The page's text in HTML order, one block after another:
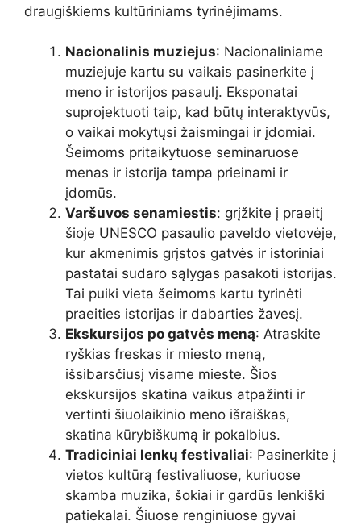
draugiškiems kultūriniams tyrinėjimams.
Nacionalinis muziejus: Nacionaliniame
muziejuje kartu su vaikais pasinerkite į
meno ir istorijos pasaulį. Eksponatai
suprojektuoti taip, kad būtų interaktyvūs,
o vaikai mokytųsi žaismingai ir įdomiai.
Šeimoms pritaikytuose seminaruose
menas ir istorija tampa prieinami ir
įdomūs.
Varšuvos senamiestis: grįžkite į praeitį
šioje UNESCO pasaulio paveldo vietovėje,
kur akmenimis grįstos gatvės ir istoriniai
pastatai sudaro sąlygas pasakoti istorijas.
Tai puiki vieta šeimoms kartu tyrinėti
praeities istorijas ir dabarties žavesį.
Ekskursijos po gatvės meną: Atraskite
ryškias freskas ir miesto meną,
išsibarsčiusį visame mieste. Šios
ekskursijos skatina vaikus atpažinti ir
vertinti šiuolaikinio meno išraiškas,
skatina kūrybiškumą ir pokalbius.
Tradiciniai lenkų festivaliai: Pasinerkite į
vietos kultūrą festivaliuose, kuriuose
skamba muzika, šokiai ir gardūs lenkiški
patiekalai. Šiuose renginiuose gyvai